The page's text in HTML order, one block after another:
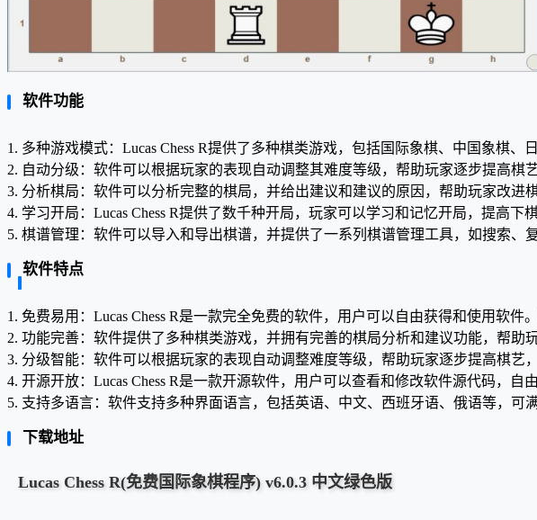
软件功能
1. 多种游戏模式：Lucas Chess R提供了多种棋类游戏，包括国际象棋、中国象棋、
2. 自动分级：软件可以根据玩家的表现自动调整其难度等级，帮助玩家逐步提高棋艺
3. 分析棋局：软件可以分析完整的棋局，并给出建议和建议的原因，帮助玩家改进棋
4. 学习开局：Lucas Chess R提供了数千种开局，玩家可以学习和记忆开局，提高下
5. 棋谱管理：软件可以导入和导出棋谱，并提供了一系列棋谱管理工具，如搜索、
软件特点
1. 免费易用：Lucas Chess R是一款完全免费的软件，用户可以自由获得和使用软件
2. 功能完善：软件提供了多种棋类游戏，并拥有完善的棋局分析和建议功能，帮助
3. 分级智能：软件可以根据玩家的表现自动调整难度等级，帮助玩家逐步提高棋艺
4. 开源开放：Lucas Chess R是一款开源软件，用户可以查看和修改软件源代码，自
5. 支持多语言：软件支持多种界面语言，包括英语、中文、西班牙语、俄语等，可
下载地址
Lucas Chess R(免费国际象棋程序) v6.0.3 中文绿色版